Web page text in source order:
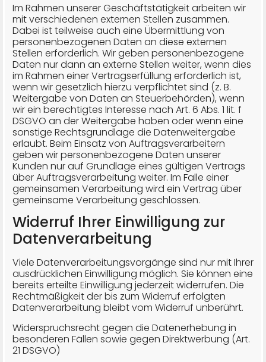
Im Rahmen unserer Geschäftstätigkeit arbeiten wir
mit verschiedenen externen Stellen zusammen.
Dabei ist teilweise auch eine Übermittlung von
personenbezogenen Daten an diese externen
Stellen erforderlich. Wir geben personenbezogene
Daten nur dann an externe Stellen weiter, wenn dies
im Rahmen einer Vertragserfüllung erforderlich ist,
wenn wir gesetzlich hierzu verpflichtet sind (z. B.
Weitergabe von Daten an Steuerbehörden), wenn
wir ein berechtigtes Interesse nach Art. 6 Abs. 1 lit. f
DSGVO an der Weitergabe haben oder wenn eine
sonstige Rechtsgrundlage die Datenweitergabe
erlaubt. Beim Einsatz von Auftragsverarbeitern
geben wir personenbezogene Daten unserer
Kunden nur auf Grundlage eines gültigen Vertrags
über Auftragsverarbeitung weiter. Im Falle einer
gemeinsamen Verarbeitung wird ein Vertrag über
gemeinsame Verarbeitung geschlossen.
Widerruf Ihrer Einwilligung zur
Datenverarbeitung
Viele Datenverarbeitungsvorgänge sind nur mit Ihrer
ausdrücklichen Einwilligung möglich. Sie können eine
bereits erteilte Einwilligung jederzeit widerrufen. Die
Rechtmäßigkeit der bis zum Widerruf erfolgten
Datenverarbeitung bleibt vom Widerruf unberührt.
Widerspruchsrecht gegen die Datenerhebung in
besonderen Fällen sowie gegen Direktwerbung (Art.
21 DSGVO)